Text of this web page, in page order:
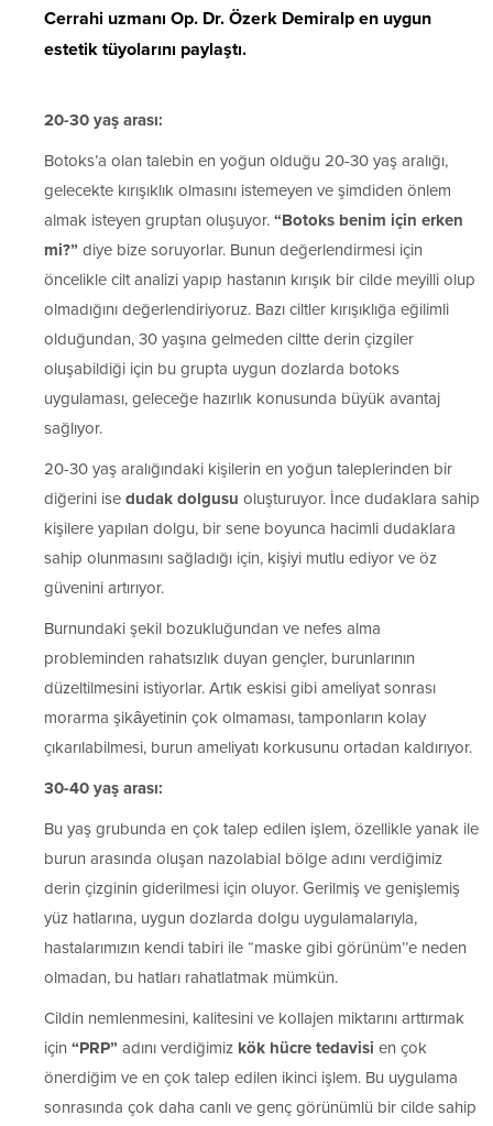
Cerrahi uzmanı Op. Dr. Özerk Demiralp en uygun
estetik tüyolarını paylaştı.
20-30 yaş arası:
Botoks’a olan talebin en yoğun olduğu 20-30 yaş aralığı,
gelecekte kırışıklık olmasını istemeyen ve şimdiden önlem
almak isteyen gruptan oluşuyor. “Botoks benim için erken
mi?” diye bize soruyorlar. Bunun değerlendirmesi için
öncelikle cilt analizi yapıp hastanın kırışık bir cilde meyilli olup
olmadığını değerlendiriyoruz. Bazı ciltler kırışıklığa eğilimli
olduğundan, 30 yaşına gelmeden ciltte derin çizgiler
oluşabildiği için bu grupta uygun dozlarda botoks
uygulaması, geleceğe hazırlık konusunda büyük avantaj
sağlıyor.
20-30 yaş aralığındaki kişilerin en yoğun taleplerinden bir
diğerini ise dudak dolgusu oluşturuyor. İnce dudaklara sahip
kişilere yapılan dolgu, bir sene boyunca hacimli dudaklara
sahip olunmasını sağladığı için, kişiyi mutlu ediyor ve öz
güvenini artırıyor.
Burnundaki şekil bozukluğundan ve nefes alma
probleminden rahatsızlık duyan gençler, burunlarının
düzeltilmesini istiyorlar. Artık eskisi gibi ameliyat sonrası
morarma şikâyetinin çok olmaması, tamponların kolay
çıkarılabilmesi, burun ameliyatı korkusunu ortadan kaldırıyor.
30-40 yaş arası:
Bu yaş grubunda en çok talep edilen işlem, özellikle yanak ile
burun arasında oluşan nazolabial bölge adını verdiğimiz
derin çizginin giderilmesi için oluyor. Gerilmiş ve genişlemiş
yüz hatlarına, uygun dozlarda dolgu uygulamalarıyla,
hastalarımızın kendi tabiri ile “maske gibi görünüm’’e neden
olmadan, bu hatları rahatlatmak mümkün.
Cildin nemlenmesini, kalitesini ve kollajen miktarını arttırmak
için “PRP” adını verdiğimiz kök hücre tedavisi en çok
önerdiğim ve en çok talep edilen ikinci işlem. Bu uygulama
sonrasında çok daha canlı ve genç görünümlü bir cilde sahip